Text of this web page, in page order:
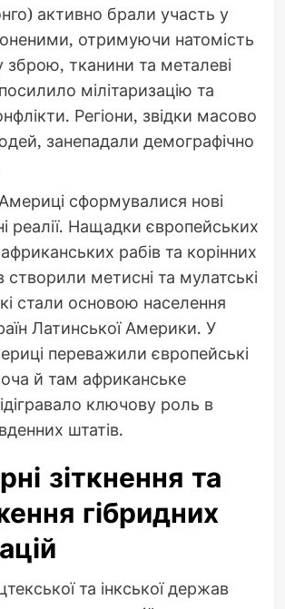
активно брали участь у
отримуючи натомість
зброю, тканини та металеві
мілітаризацію та
Регіони, звідки масово
занепадали демографічно
сформувалися нові
реалії. Нащадки європейських
рабів та корінних
створили метисні та мулатські
стали основою населення
Латинської Америки. У
переважили європейські
й там африканське
ключову роль в
штатів.
зіткнення та
гібридних
та інкської держав